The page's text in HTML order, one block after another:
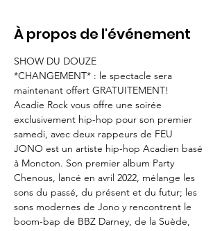
À propos de l'événement
SHOW DU DOUZE
*CHANGEMENT* : le spectacle sera
maintenant offert GRATUITEMENT!
Acadie Rock vous offre une soirée
exclusivement hip-hop pour son premier
samedi, avec deux rappeurs de FEU
JONO est un artiste hip-hop Acadien basé
à Moncton. Son premier album Party
Chenous, lancé en avril 2022, mélange les
sons du passé, du présent et du futur; les
sons modernes de Jono y rencontrent le
boom-bap de BBZ Darney, de la Suède,